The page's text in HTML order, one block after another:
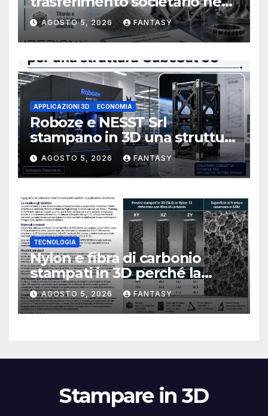
Stati Uniti e rafforza il board,
ha nominato Michael J.
Loparco amministratore
indipendente non esecutivo
AGOSTO 5, 2026 FANTASY
APPLICAZIONI 3D ECONOMIA
Roboze e NESST Srl
stampano in 3D una struttura
CubeSat 3U in Carbon PEEK
AGOSTO 5, 2026 FANTASY
TECNOLOGIA
Nylon e fibra di carbonio
stampati in 3D perché la
resistenza agli urti dipende
dal processo
AGOSTO 5, 2026 FANTASY
Stampare in 3D